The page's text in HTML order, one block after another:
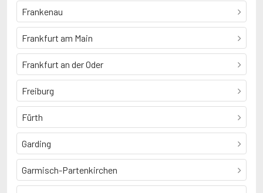
Frankenau
Frankfurt am Main
Frankfurt an der Oder
Freiburg
Fürth
Garding
Garmisch-Partenkirchen